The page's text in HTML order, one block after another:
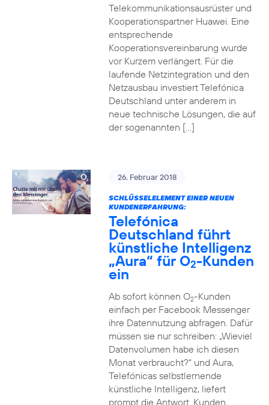
Telekommunikationsausrüster und
Kooperationspartner Huawei. Eine
entsprechende
Kooperationsvereinbarung wurde
vor Kurzem verlängert. Für die
laufende Netzintegration und den
Netzausbau investiert Telefónica
Deutschland unter anderem in
neue technische Lösungen, die auf
der sogenannten […]
26. Februar 2018
SCHLÜSSELELEMENT EINER NEUEN
KUNDENERFAHRUNG:
Telefónica
Deutschland führt
künstliche Intelligenz
„Aura“ für O2-Kunden
ein
Ab sofort können O2-Kunden
einfach per Facebook Messenger
ihre Datennutzung abfragen. Dafür
müssen sie nur schreiben: „Wieviel
Datenvolumen habe ich diesen
Monat verbraucht?“ und Aura,
Telefónicas selbstlernende
künstliche Intelligenz, liefert
prompt die Antwort. Kunden